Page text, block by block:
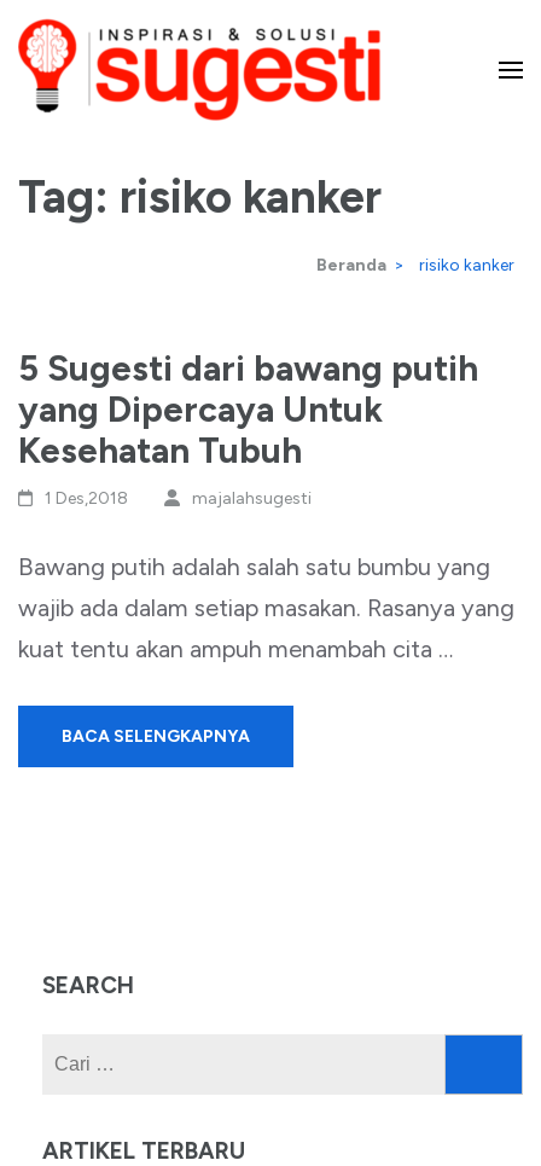
Lompat
ke
konten
Enter)
dan Solusi
Tag: risiko kanker
Beranda > risiko kanker
5 Sugesti dari bawang putih
yang Dipercaya Untuk
Kesehatan Tubuh
1 Des,2018 majalahsugesti
Bawang putih adalah salah satu bumbu yang
wajib ada dalam setiap masakan. Rasanya yang
kuat tentu akan ampuh menambah cita …
BACA SELENGKAPNYA
SEARCH
ARTIKEL TERBARU